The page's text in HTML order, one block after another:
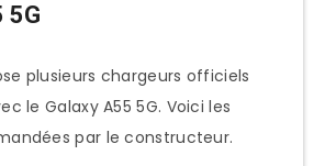
5G
plusieurs chargeurs officiels
le Galaxy A55 5G. Voici les
par le constructeur.